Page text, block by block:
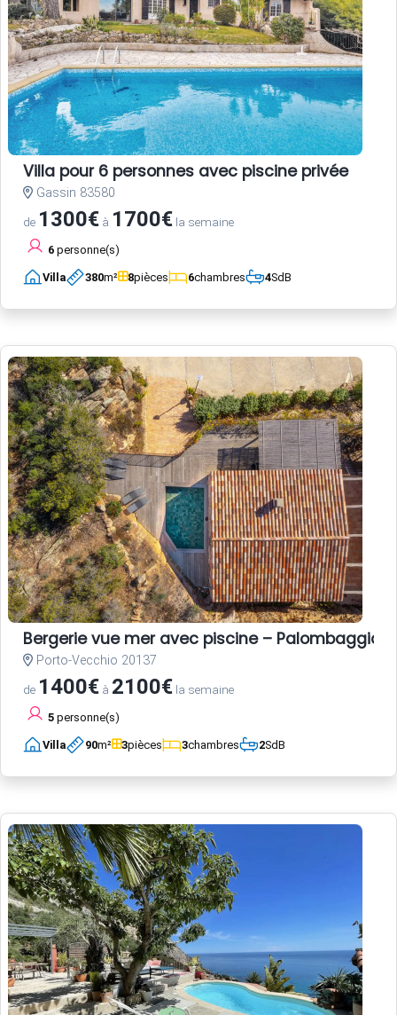
Villa pour 6 personnes avec piscine privée
Gassin 83580
de 1300€ à 1700€ la semaine
6 personne(s)
Villa 380m² 8pièces 6chambres 4SdB
Bergerie vue mer avec piscine – Palombaggia,
Porto-Vecchio 20137
de 1400€ à 2100€ la semaine
5 personne(s)
Villa 90m² 3pièces 3chambres 2SdB